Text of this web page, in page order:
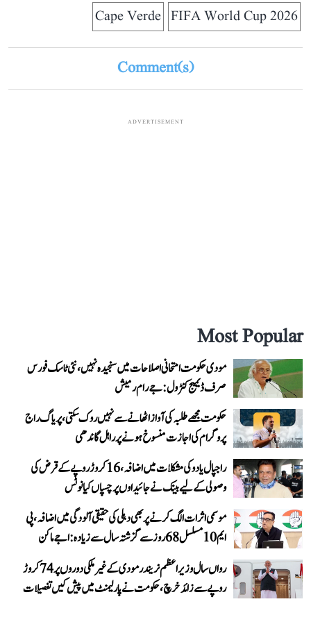
FIFA World Cup 2026
Cape Verde
Comment(s)
ADVERTISEMENT
Most Popular
مودی حکومت امتحانی اصلاحات میں سنجیدہ نہیں، نئی ٹاسک فورس
صرف ڈیمیج کنٹرول: جے رام رمیش
حکومت مجھے طلبہ کی آواز اٹھانے سے نہیں روک سکتی، پریاگ راج
پروگرام کی اجازت منسوخ ہونے پر راہل گاندھی
راجپال یادو کی مشکلات میں اضافہ، 16 کروڑ روپے کے قرض کی
وصولی کے لیے بینک نے جائیداوں پر چسپاں کیا نوٹس
موسمی اثرات الگ کرنے پر بھی دہلی کی حقیقی آلودگی میں اضافہ، پی
ایم 10 مسلسل 68 روز سے گزشتہ سال سے زیادہ: اجے ماکن
رواں سال وزیر اعظم نریندر مودی کے غیر ملکی دوروں پر 74 کروڑ
روپے سے زائد خرچ، حکومت نے پارلیمنٹ میں پیش کیں تفصیلات